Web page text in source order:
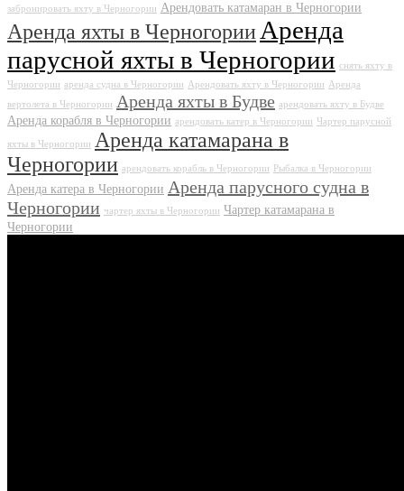
забронировать яхту в Черногории Арендовать катамаран в Черногории
Аренда яхты в Черногории Аренда
парусной яхты в Черногории снять яхту в
Черногории аренда судна в Черногории Арендовать яхту в Черногории Аренда
вертолета в Черногории
Аренда яхты в Будве арендовать яхту в Будве
Аренда корабля в Черногории арендовать катер в Черногории Чартер парусной
яхты в Черногории
Аренда катамарана в
Черногории арендовать корабль в Черногории Рыбалка в Черногории
Аренда катера в Черногории Аренда парусного судна в
Черногории чартер яхты в Черногории Чартер катамарана в
Черногории